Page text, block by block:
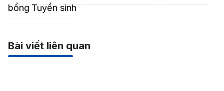
bổngTuyển sinh
Bài viết liên quan